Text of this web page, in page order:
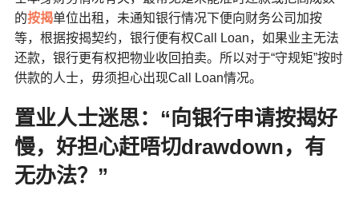
的按揭单位出租，未通知银行情况下便向财务公司加按
等，根据按揭契约，银行便有权Call Loan，如果业主无法
还款，银行更有权把物业收回拍卖。所以对于“守规矩”按时
供款的人士，毋须担心出现Call Loan情况。
置业人士迷思：“向银行申请按揭好
慢，好担心赶唔切drawdown，有
无办法？”